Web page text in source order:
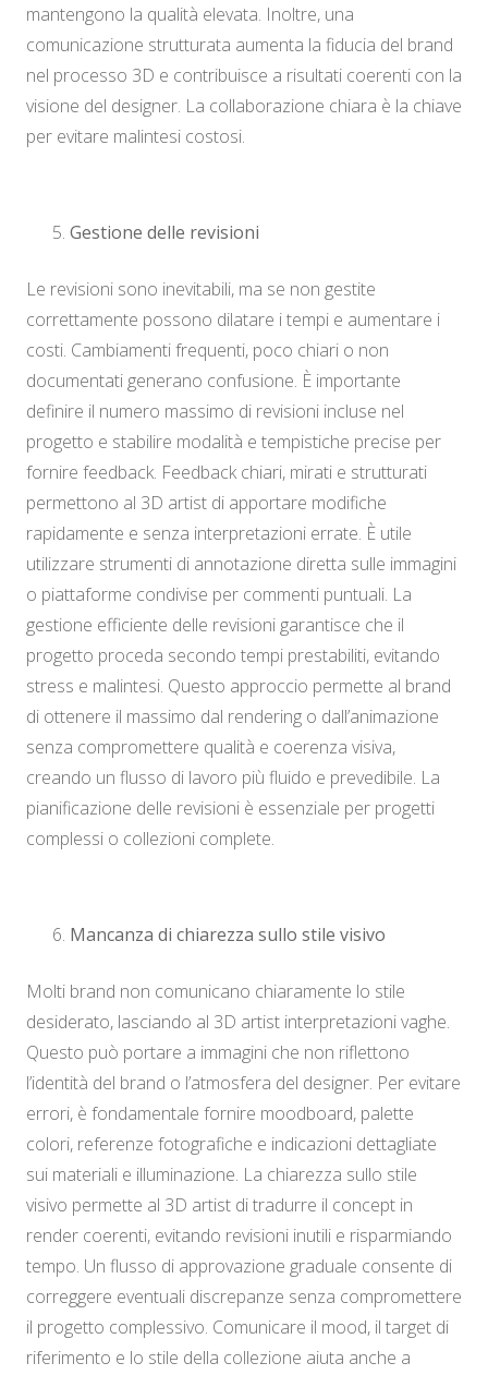
mantengono la qualità elevata. Inoltre, una
comunicazione strutturata aumenta la fiducia del brand
nel processo 3D e contribuisce a risultati coerenti con la
visione del designer. La collaborazione chiara è la chiave
per evitare malintesi costosi.
Gestione delle revisioni
Le revisioni sono inevitabili, ma se non gestite
correttamente possono dilatare i tempi e aumentare i
costi. Cambiamenti frequenti, poco chiari o non
documentati generano confusione. È importante
definire il numero massimo di revisioni incluse nel
progetto e stabilire modalità e tempistiche precise per
fornire feedback. Feedback chiari, mirati e strutturati
permettono al 3D artist di apportare modifiche
rapidamente e senza interpretazioni errate. È utile
utilizzare strumenti di annotazione diretta sulle immagini
o piattaforme condivise per commenti puntuali. La
gestione efficiente delle revisioni garantisce che il
progetto proceda secondo tempi prestabiliti, evitando
stress e malintesi. Questo approccio permette al brand
di ottenere il massimo dal rendering o dall’animazione
senza compromettere qualità e coerenza visiva,
creando un flusso di lavoro più fluido e prevedibile. La
pianificazione delle revisioni è essenziale per progetti
complessi o collezioni complete.
Mancanza di chiarezza sullo stile visivo
Molti brand non comunicano chiaramente lo stile
desiderato, lasciando al 3D artist interpretazioni vaghe.
Questo può portare a immagini che non riflettono
l’identità del brand o l’atmosfera del designer. Per evitare
errori, è fondamentale fornire moodboard, palette
colori, referenze fotografiche e indicazioni dettagliate
sui materiali e illuminazione. La chiarezza sullo stile
visivo permette al 3D artist di tradurre il concept in
render coerenti, evitando revisioni inutili e risparmiando
tempo. Un flusso di approvazione graduale consente di
correggere eventuali discrepanze senza compromettere
il progetto complessivo. Comunicare il mood, il target di
riferimento e lo stile della collezione aiuta anche a